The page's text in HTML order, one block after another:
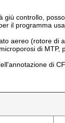
giù controllo,
il programma
aereo (rotore di
di
di